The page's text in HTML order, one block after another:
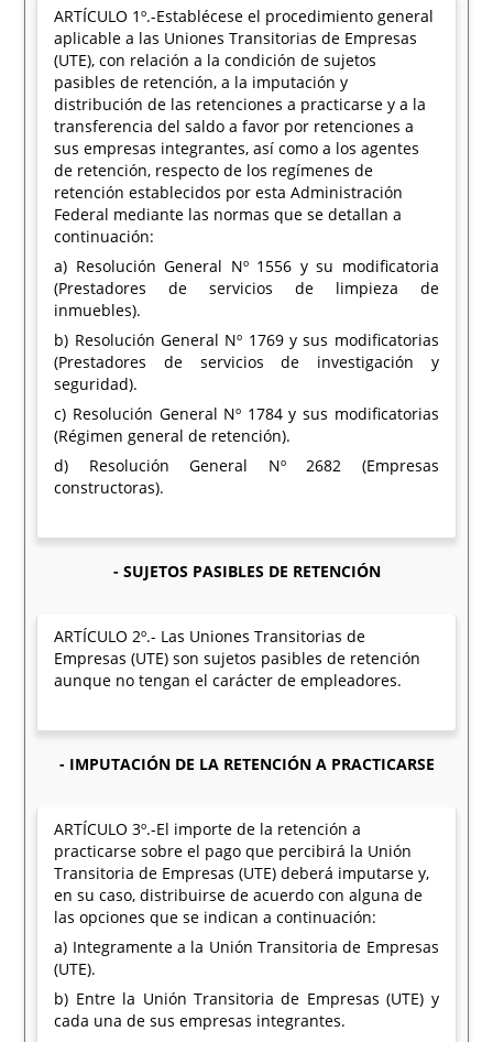
ARTÍCULO 1º.-Establécese el procedimiento general
aplicable a las Uniones Transitorias de Empresas
(UTE), con relación a la condición de sujetos
pasibles de retención, a la imputación y
distribución de las retenciones a practicarse y a la
transferencia del saldo a favor por retenciones a
sus empresas integrantes, así como a los agentes
de retención, respecto de los regímenes de
retención establecidos por esta Administración
Federal mediante las normas que se detallan a
continuación:
a) Resolución General Nº 1556 y su modificatoria
(Prestadores de servicios de limpieza de
inmuebles).
b) Resolución General Nº 1769 y sus modificatorias
(Prestadores de servicios de investigación y
seguridad).
c) Resolución General Nº 1784 y sus modificatorias
(Régimen general de retención).
d) Resolución General Nº 2682 (Empresas
constructoras).
- SUJETOS PASIBLES DE RETENCIÓN
ARTÍCULO 2º.- Las Uniones Transitorias de
Empresas (UTE) son sujetos pasibles de retención
aunque no tengan el carácter de empleadores.
- IMPUTACIÓN DE LA RETENCIÓN A PRACTICARSE
ARTÍCULO 3º.-El importe de la retención a
practicarse sobre el pago que percibirá la Unión
Transitoria de Empresas (UTE) deberá imputarse y,
en su caso, distribuirse de acuerdo con alguna de
las opciones que se indican a continuación:
a) Integramente a la Unión Transitoria de Empresas
(UTE).
b) Entre la Unión Transitoria de Empresas (UTE) y
cada una de sus empresas integrantes.